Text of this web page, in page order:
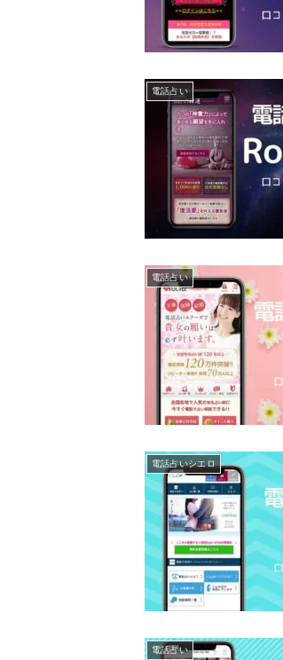
電話占い
電話占い
電話占いシエロ
電話占い